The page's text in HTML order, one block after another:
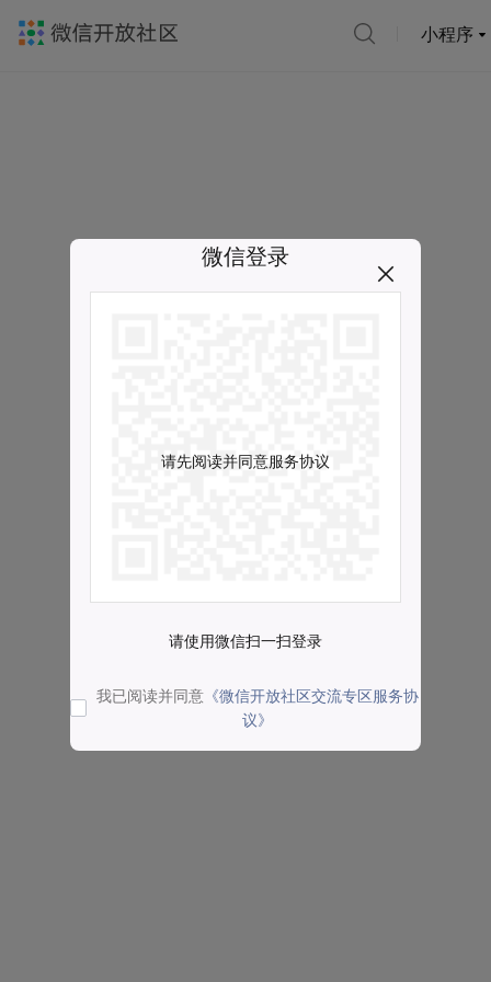
小程序
微信登录
请先阅读并同意服务协议
请使用微信扫一扫登录
我已阅读并同意 《微信开放社区交流专区服务协
议》